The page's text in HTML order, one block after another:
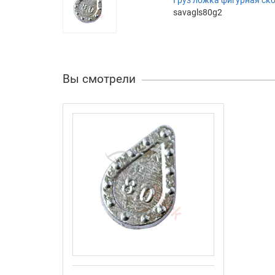
savagls80g2
Вы смотрели